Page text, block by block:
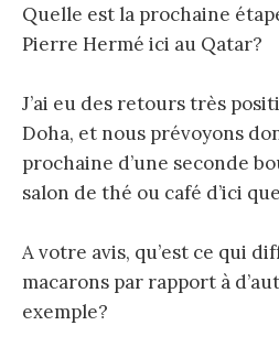
Quelle est la prochaine
Pierre Hermé ici au Qatar?
J’ai eu des retours très
Doha, et nous prévoyons
prochaine d’une seconde
salon de thé ou café d’ici
A votre avis, qu’est ce qui
macarons par rapport à
exemple?